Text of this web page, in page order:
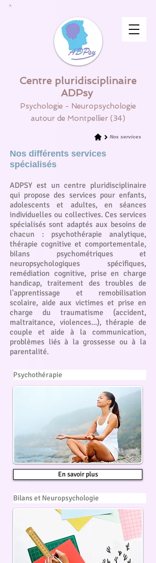
Centre pluridisciplinaire
ADPsy
Psychologie - Neuropsychologie
autour de Montpellier (34)
Nos services
Nos différents services
spécialisés
ADPSY est un centre pluridisciplinaire
qui propose des services pour enfants,
adolescents et adultes, en séances
individuelles ou collectives. Ces services
spécialisés sont adaptés aux besoins de
chacun : psychothérapie analytique,
thérapie cognitive et comportementale,
bilans psychométriques et
neuropsychologiques spécifiques,
remédiation cognitive, prise en charge
handicap, traitement des troubles de
l'apprentissage et remobilisation
scolaire, aide aux victimes et prise en
charge du traumatisme (accident,
maltraitance, violences...), thérapie de
couple et aide à la communication,
problèmes liés à la grossesse ou à la
parentalité.
En savoir plus
Psychothérapie
Bilans et Neuropsychologie